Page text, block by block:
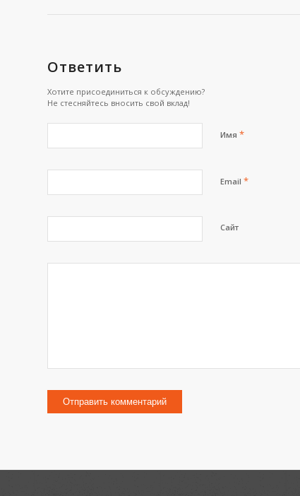
Ответить
Хотите присоединиться к обсуждению?
Не стесняйтесь вносить свой вклад!
Имя *
Email *
Сайт